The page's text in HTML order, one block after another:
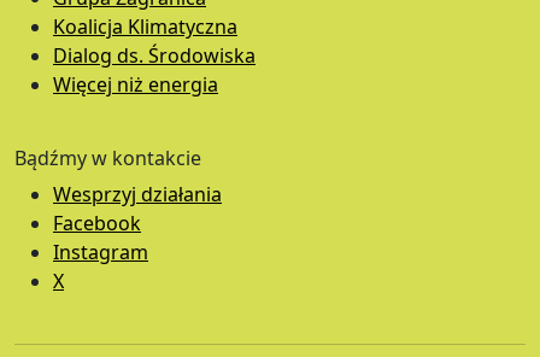
Koalicja Klimatyczna
Dialog ds. Środowiska
Więcej niż energia
Bądźmy w kontakcie
Wesprzyj działania
Facebook
Instagram
X